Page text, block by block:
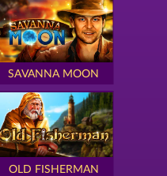
SAVANNA MOON
OLD FISHERMAN